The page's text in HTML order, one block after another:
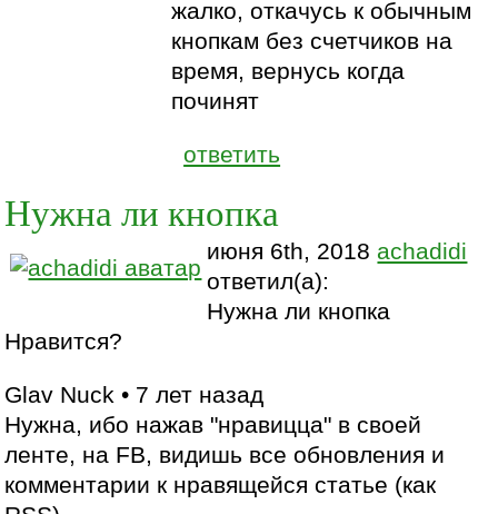
жалко, откачусь к обычным
кнопкам без счетчиков на
время, вернусь когда
починят
ответить
Нужна ли кнопка
июня 6th, 2018 achadidi
ответил(а):
Нужна ли кнопка
Нравится?
Glav Nuck • 7 лет назад
Нужна, ибо нажав "нравицца" в своей
ленте, на FB, видишь все обновления и
комментарии к нравящейся статье (как